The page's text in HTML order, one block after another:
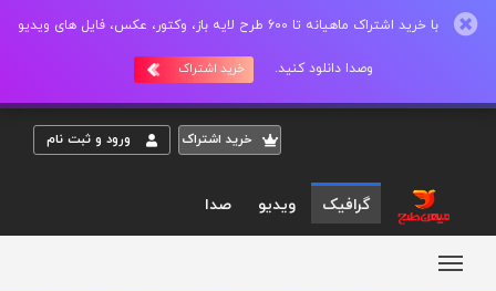
با خرید اشتراک ماهیانه تا 600 طرح لایه باز، وکتور، عکس، فایل های ویدیو
وصدا دانلود کنید. خرید اشتراک
خريد اشتراک ورود و ثبت نام
گرافیک ویدیو صدا